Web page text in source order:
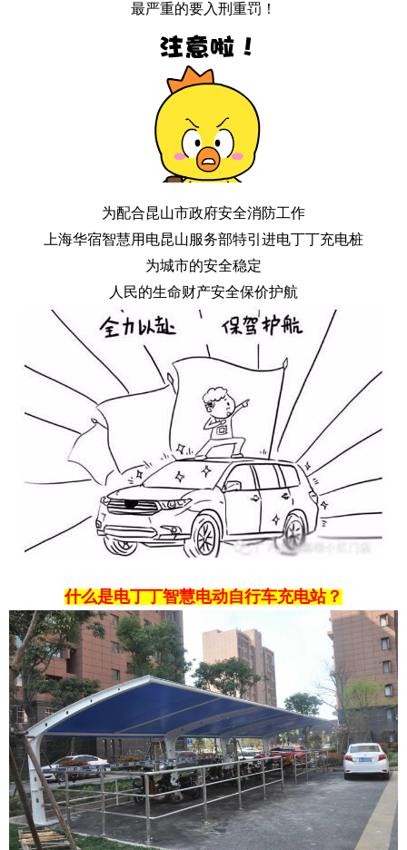
最严重的要入刑重罚！
为配合昆山市政府安全消防工作
上海华宿智慧用电昆山服务部特引进电丁丁充电桩
为城市的安全稳定
人民的生命财产安全保价护航
什么是电丁丁智慧电动自行车充电站？